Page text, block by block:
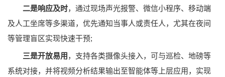
二是响应及时，通过现场声光报警、微信小程序、移动端
及人工坐席等多渠道，优先通知当事人或责任人，尤其在夜间
等管理盲区实现快速干预;
三是开放易用 ，支持各类摄像头接入，可与巡检、地磅等
系统对接，并将视频分析结果输出至智能体等上层应用，实现